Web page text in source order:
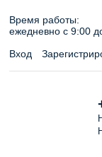
Время работы:
ежедневно c 9:00
Вход